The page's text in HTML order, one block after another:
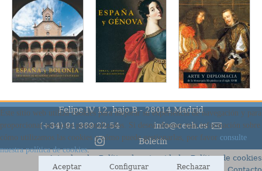
Felipe IV 12, bajo B - 28014 Madrid
(+34) 91 369 22 54
info@ceeh.es
Boletín
Aviso legal Política de privacidad
Política de cookies